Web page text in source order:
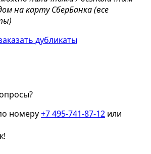
на карту СберБанка (все
дубликаты
номеру+7 495-741-87-12 или